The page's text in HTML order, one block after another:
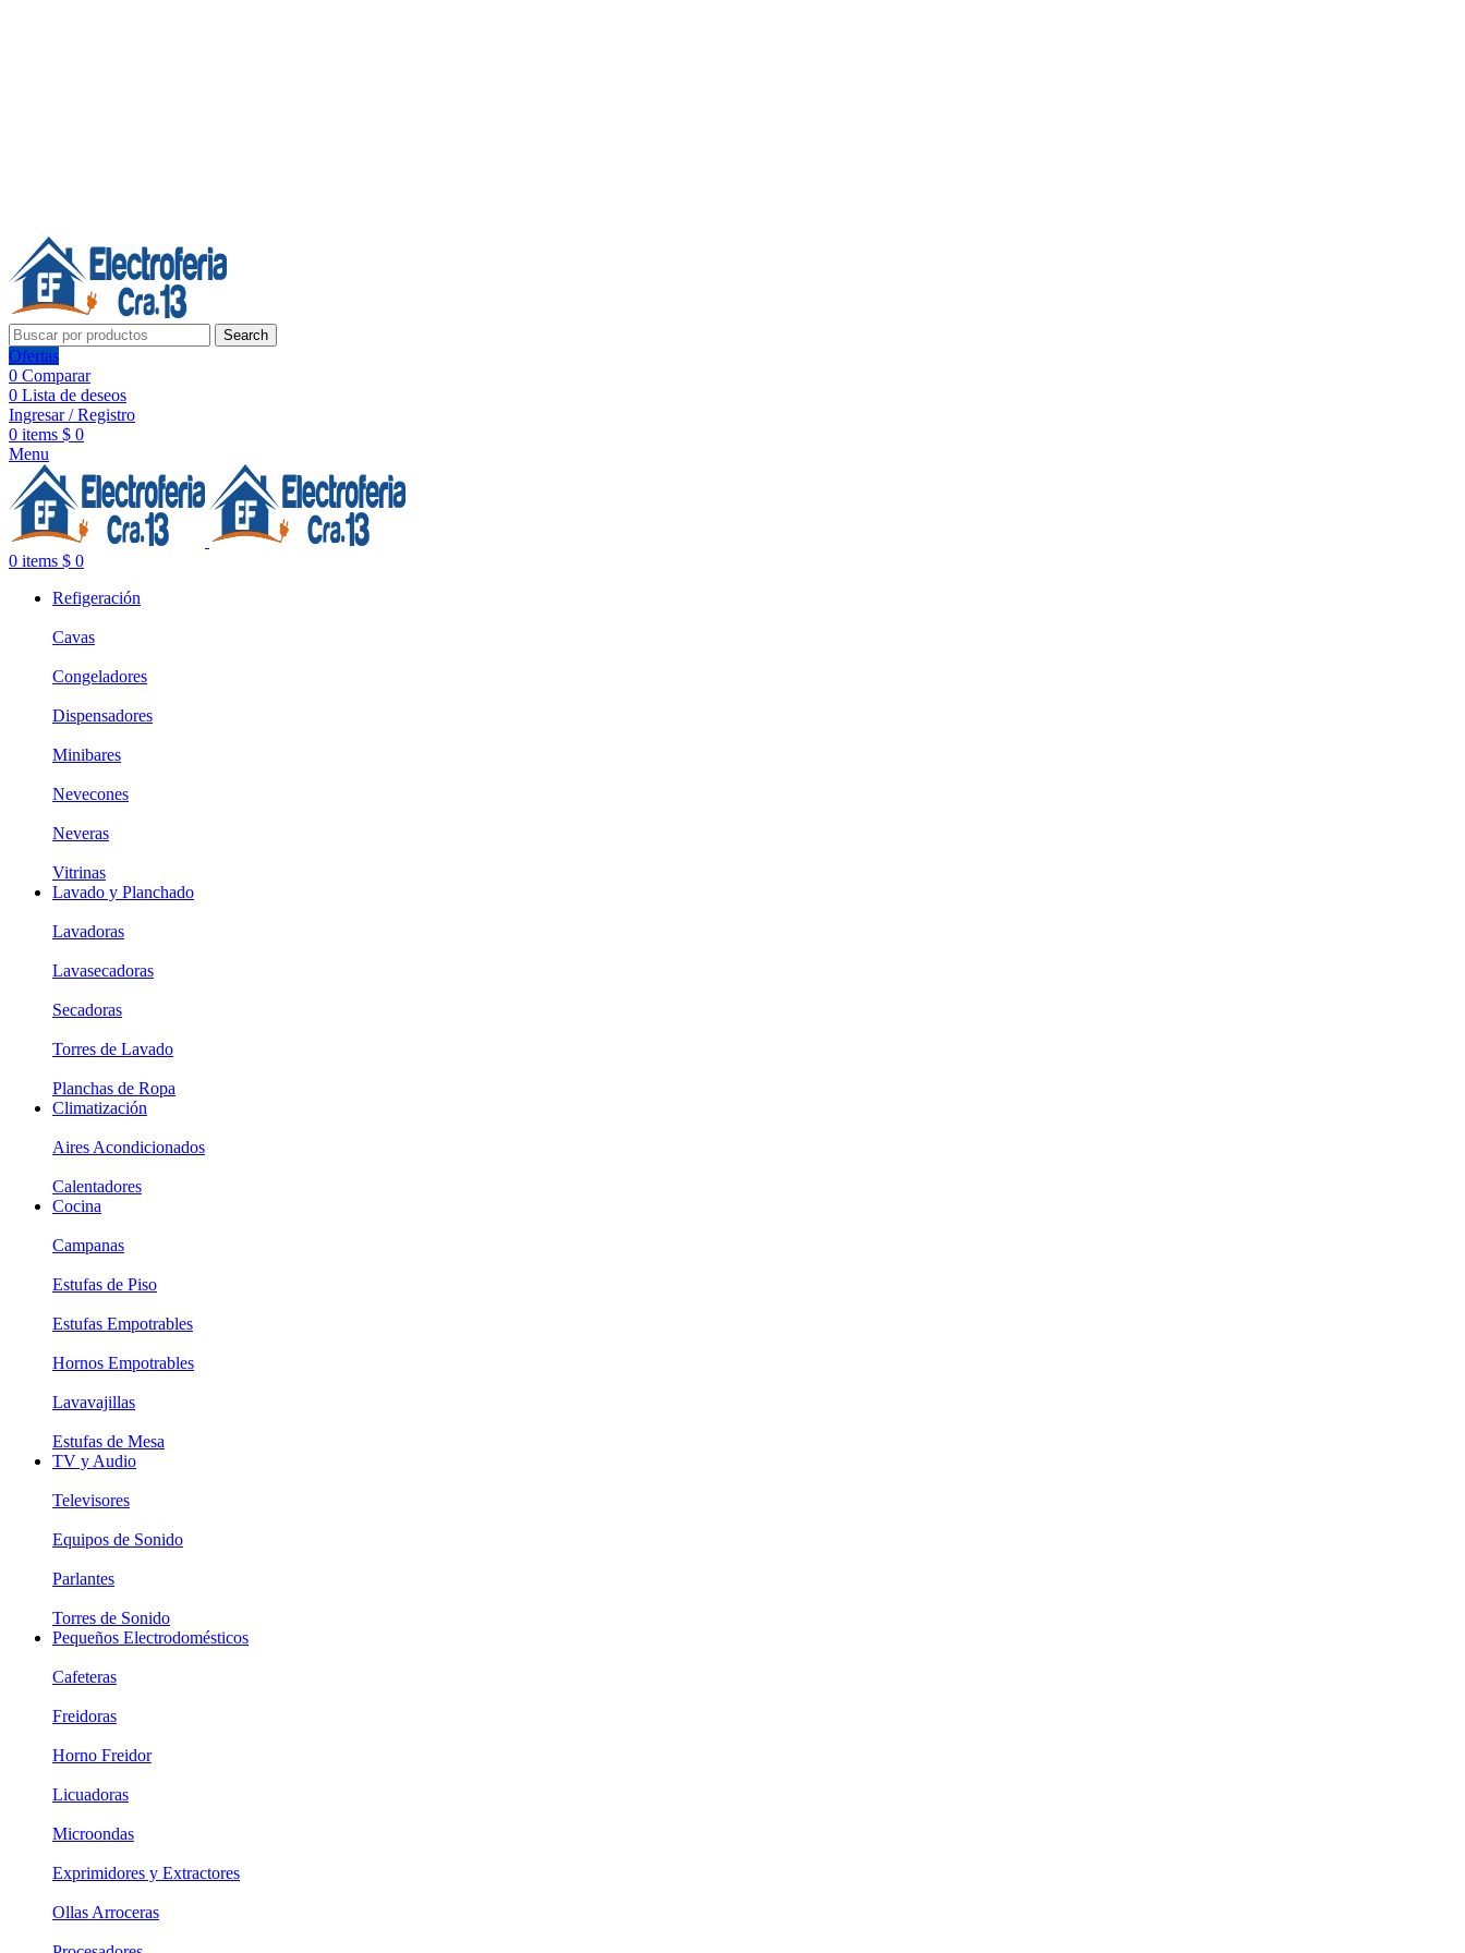
Search
Ofertas
0 Comparar
0 Lista de deseos
Ingresar / Registro
0 items $ 0
Menu
0 items $ 0
Refigeración
Cavas
Congeladores
Dispensadores
Minibares
Nevecones
Neveras
Vitrinas
Lavado y Planchado
Lavadoras
Lavasecadoras
Secadoras
Torres de Lavado
Planchas de Ropa
Climatización
Aires Acondicionados
Calentadores
Cocina
Campanas
Estufas de Piso
Estufas Empotrables
Hornos Empotrables
Lavavajillas
Estufas de Mesa
TV y Audio
Televisores
Equipos de Sonido
Parlantes
Torres de Sonido
Pequeños Electrodomésticos
Cafeteras
Freidoras
Horno Freidor
Licuadoras
Microondas
Exprimidores y Extractores
Ollas Arroceras